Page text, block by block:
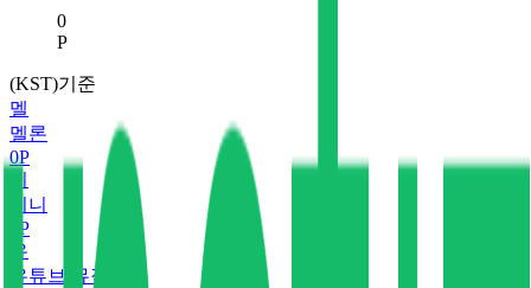
현재 스코어
0
P
(KST)기준
멜
멜론
0P
지니
P
유
유튜브 뮤직